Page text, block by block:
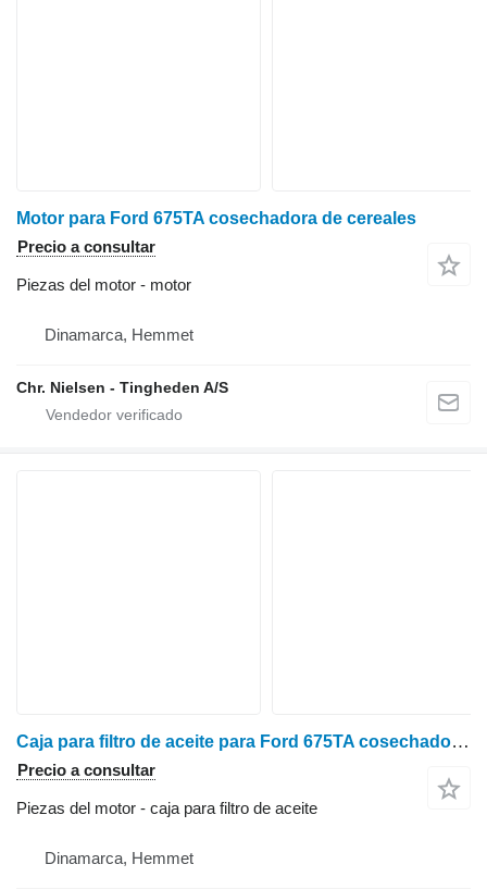
Motor para Ford 675TA cosechadora de cereales
Precio a consultar
Piezas del motor - motor
Dinamarca, Hemmet
Chr. Nielsen - Tingheden A/S
Caja para filtro de aceite para Ford 675TA cosechadora de cereales
Precio a consultar
Piezas del motor - caja para filtro de aceite
Dinamarca, Hemmet